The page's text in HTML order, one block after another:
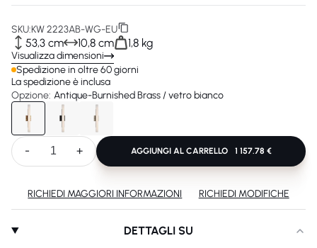
DETTAGLI SU
SKU:KW 2223AB-WG-EU
53,3 cm 10,8 cm 1,8 kg
Visualizza dimensioni
Spedizione in oltre 60 giorni
La spedizione è inclusa
Opzione: Antique-Burnished Brass / vetro bianco
- + AGGIUNGI AL CARRELLO 1 157.78 €
RICHIEDI MAGGIORI INFORMAZIONI RICHIEDI MODIFICHE